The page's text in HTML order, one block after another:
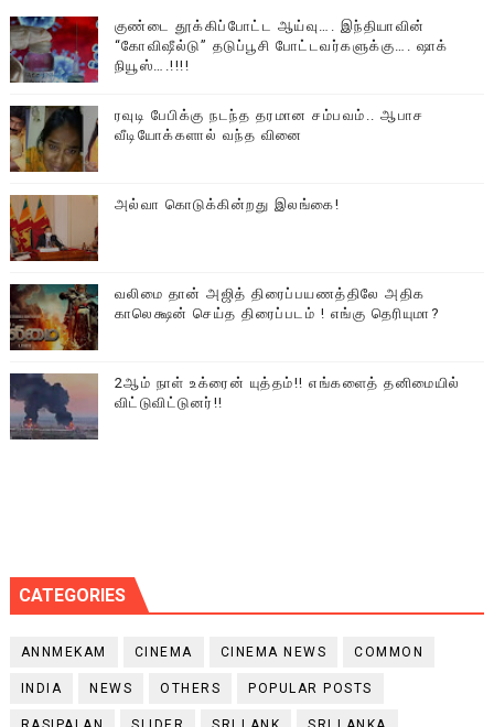
குண்டை தூக்கிப்போட்ட ஆய்வு…. இந்தியாவின்
“கோவிஷீல்டு” தடுப்பூசி போட்டவர்களுக்கு…. ஷாக்
நியூஸ்….!!!!
ரவுடி பேபிக்கு நடந்த தரமான சம்பவம்.. ஆபாச
வீடியோக்களால் வந்த வினை
அல்வா கொடுக்கின்றது இலங்கை!
வலிமை தான் அஜித் திரைப்பயணத்திலே அதிக
காலெக்ஷன் செய்த திரைப்படம் ! எங்கு தெரியுமா?
2ஆம் நாள் உக்ரைன் யுத்தம்!! எங்களைத் தனிமையில்
விட்டுவிட்டுனர்!!
CATEGORIES
ANNMEKAM CINEMA CINEMA NEWS COMMON
INDIA NEWS OTHERS POPULAR POSTS